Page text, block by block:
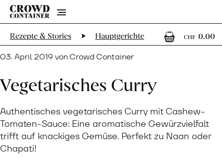
Menu
Rezepte & Stories Hauptgerichte
CHF 0.00
03. April 2019 von Crowd Container
Vegetarisches Curry
Authentisches vegetarisches Curry mit Cashew-
Tomaten-Sauce: Eine aromatische Gewürzvielfalt
trifft auf knackiges Gemüse. Perfekt zu Naan oder
Chapati!